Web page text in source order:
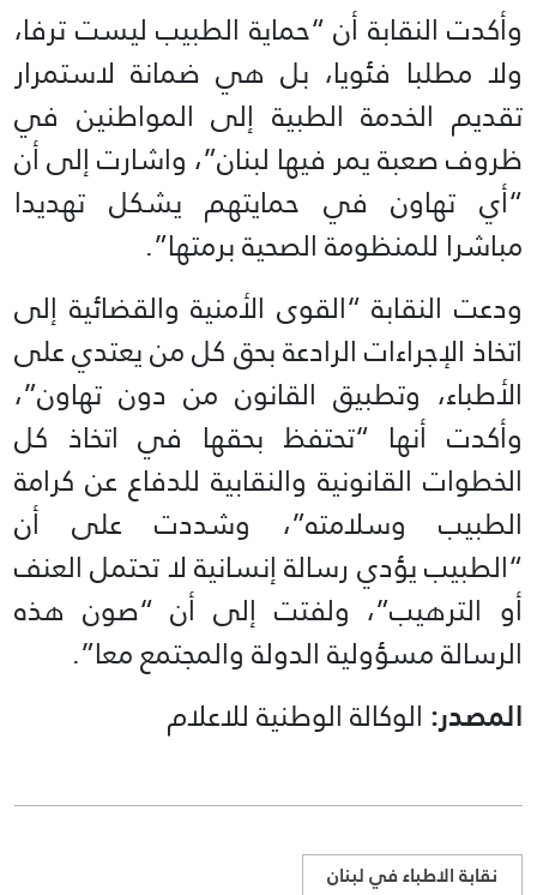
وأكدت النقابة أن “حماية الطبيب ليست ترفا،
ولا مطلبا فئويا، بل هي ضمانة لاستمرار
تقديم الخدمة الطبية إلى المواطنين في
ظروف صعبة يمر فيها لبنان”، واشارت إلى أن
“أي تهاون في حمايتهم يشكل تهديدا
مباشرا للمنظومة الصحية برمتها”.
ودعت النقابة “القوى الأمنية والقضائية إلى
اتخاذ الإجراءات الرادعة بحق كل من يعتدي على
الأطباء، وتطبيق القانون من دون تهاون”،
وأكدت أنها “تحتفظ بحقها في اتخاذ كل
الخطوات القانونية والنقابية للدفاع عن كرامة
الطبيب وسلامته”، وشددت على أن
“الطبيب يؤدي رسالة إنسانية لا تحتمل العنف
أو الترهيب”، ولفتت إلى أن “صون هذه
الرسالة مسؤولية الدولة والمجتمع معا”.
المصدر: الوكالة الوطنية للاعلام
نقابة الاطباء في لبنان